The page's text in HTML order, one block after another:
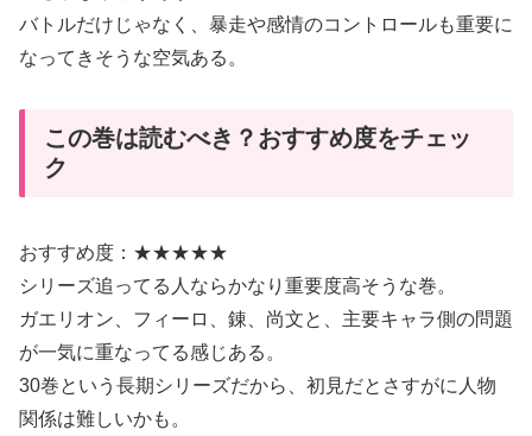
バトルだけじゃなく、暴走や感情のコントロールも重要に
なってきそうな空気ある。
この巻は読むべき？おすすめ度をチェッ
ク
おすすめ度：★★★★★
シリーズ追ってる人ならかなり重要度高そうな巻。
ガエリオン、フィーロ、錬、尚文と、主要キャラ側の問題
が一気に重なってる感じある。
30巻という長期シリーズだから、初見だとさすがに人物
関係は難しいかも。